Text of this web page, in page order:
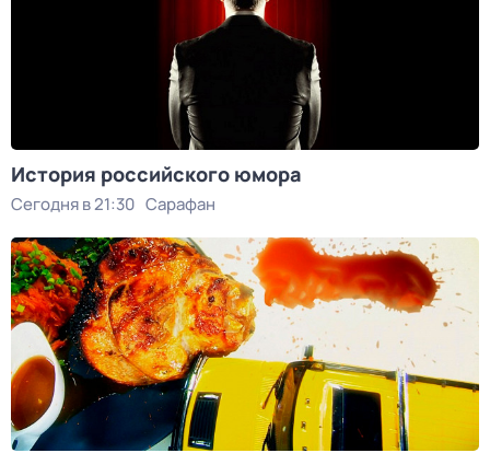
История российского юмора
Сегодня в 21:30 Сарафан